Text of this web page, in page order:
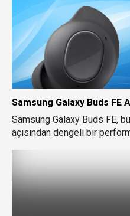
Samsung Galaxy Buds FE
Samsung Galaxy Buds FE,
açısından dengeli bir